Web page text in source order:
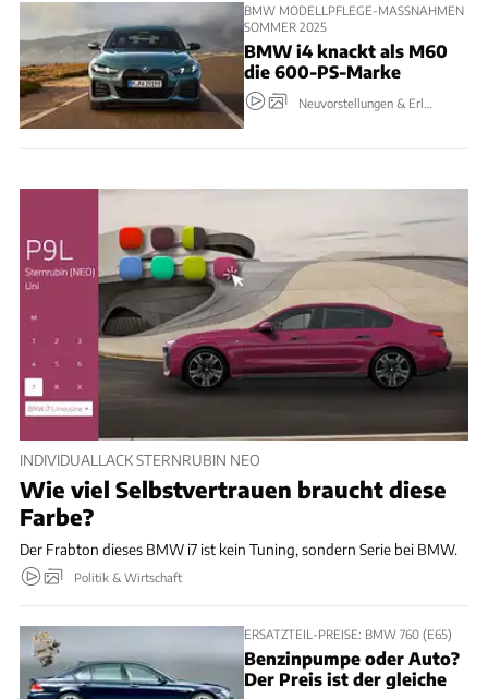
BMW MODELLPFLEGE-MASSNAHMEN S
OMMER 2025
BMW i4 knackt als M60
die 600-PS-Marke
Neuvorstellungen & Erlkönige
INDIVIDUALLACK STERNRUBIN NEO
Wie viel Selbstvertrauen braucht diese
Farbe?
Der Frabton dieses BMW i7 ist kein Tuning, sondern Serie bei BMW.
Politik & Wirtschaft
ERSATZTEIL-PREISE: BMW 760 (E65)
Benzinpumpe oder Auto?
Der Preis ist der gleiche